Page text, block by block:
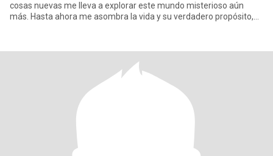
cosas nuevas me lleva a explorar este mundo misterioso aún
más. Hasta ahora me asombra la vida y su verdadero propósito,